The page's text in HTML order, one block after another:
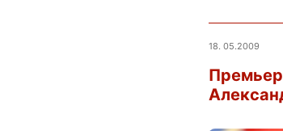
18. 05.2009